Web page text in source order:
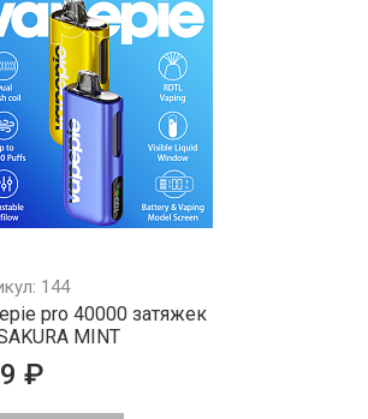
144
pro 40000 затяжек
MINT
₽